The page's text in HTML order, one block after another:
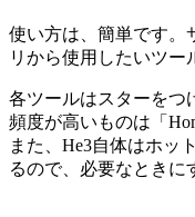
使い方は、簡単です。
リから使用したいツー
各ツールはスターをつ
頻度が高いものは「
また、He3自体はホッ
るので、必要なときに